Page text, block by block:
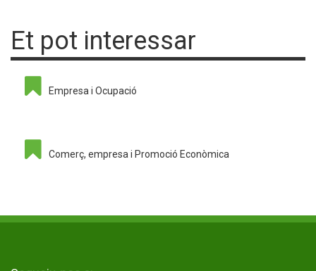
Et pot interessar
Empresa i Ocupació
Comerç, empresa i Promoció Econòmica